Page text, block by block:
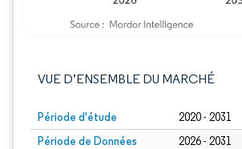
VUE D’ENSEMBLE DU MARCHÉ
Période d'étude 2020 - 2031
Période de Données
2026 - 2031